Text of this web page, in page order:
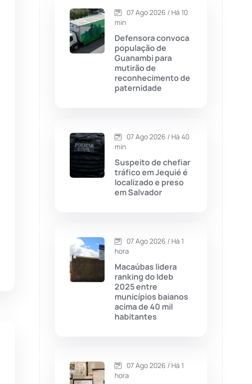
Caetité (1504)
Candiba (157)
Cândido Sales
Caturama
Chapada Diamantina (430)
Cordeiros
Dom Basílio
Érico Cardoso
07 Ago 2026 / Há 10
min
Defensora convoca
população de
Guanambi para
mutirão de
reconhecimento de
paternidade
07 Ago 2026 / Há 40
min
Suspeito de chefiar
tráfico em Jequié é
localizado e preso
em Salvador
07 Ago 2026 / Há 1
hora
Macaúbas lidera
ranking do Ideb
2025 entre
municípios baianos
acima de 40 mil
habitantes
07 Ago 2026 / Há 1
hora